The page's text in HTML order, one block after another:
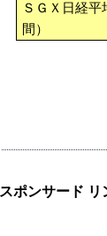
ＳＧＸ日経平
間）
スポンサード リ